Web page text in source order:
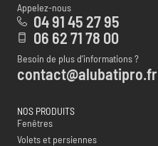
Appelez-nous
04 91 45 27 95
06 62 71 78 00
Besoin de plus d’informations ?
contact@alubatipro.fr
NOS PRODUITS
Fenêtres
Volets et persiennes